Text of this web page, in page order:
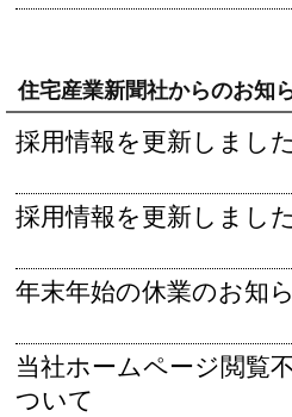
住宅産業新聞社からのお知
採用情報を更新しました
採用情報を更新しました
年末年始の休業のお知
当社ホームページ閲覧
ついて